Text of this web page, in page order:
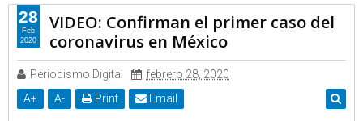
RT
Video
VIDEO: Confirman el primer caso del coronavirus en México
VIDEO: Confirman el primer caso del
coronavirus en México
Periodismo Digital
febrero 28, 2020
A+ A- Print Email
28
Feb
2020